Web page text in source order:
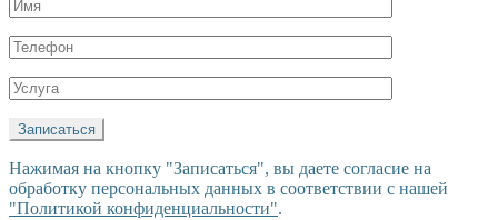
Нажимая на кнопку "Записаться", вы даете согласие на
обработку персональных данных в соответствии с нашей
"Политикой конфиденциальности".